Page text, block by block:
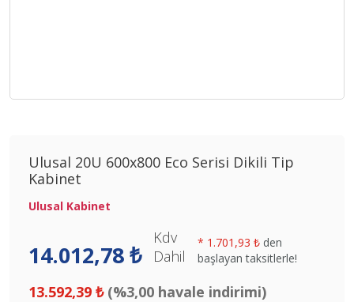
Ulusal 20U 600x800 Eco Serisi Dikili Tip
Kabinet
Ulusal Kabinet
14.012,78 ₺
Kdv
Dahil
* 1.701,93 ₺ den
başlayan taksitlerle!
13.592,39 ₺ (%3,00 havale indirimi)